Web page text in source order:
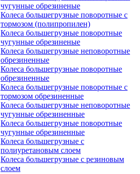
чугунные обрезиненые
Колеса большегрузные поворотные с
тормозом (полипропилен)
Колеса большегрузные поворотные
чугунные обрезиненые
Колеса большегрузные неповоротные
обрезиненные
Колеса большегрузные поворотные
обрезиненные
Колеса большегрузные поворотные с
тормозом обрезиненные
Колеса большегрузные неповоротные
чугунные обрезиненные
Колеса большегрузные поворотные
чугунные обрезиненные
Колеса большегрузные с
полиуретановым слоем
Колеса большегрузные с резиновым
слоем